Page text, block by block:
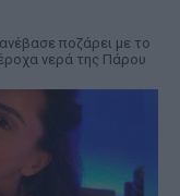
ποζάρει με το
νερά της Πάρου